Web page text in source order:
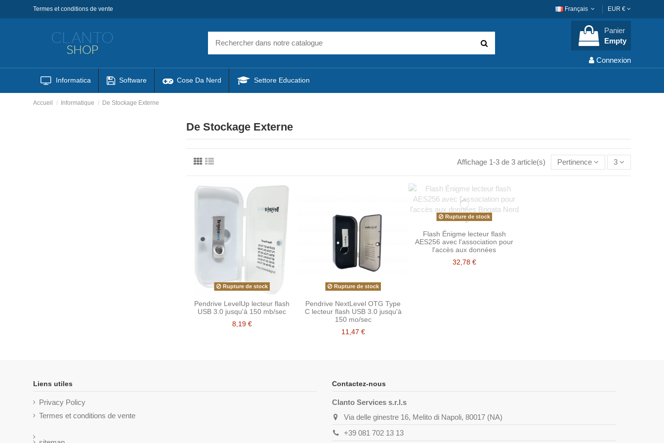
Termes et conditions de vente Français EUR €
Panier
Empty
Connexion
Informatica Software Cose Da Nerd Settore Education
Accueil Informatique De Stockage Externe
De Stockage Externe
Affichage 1-3 de 3 article(s) Pertinence 3
Rupture de stock
Pendrive LevelUp lecteur flash
USB 3.0 jusqu'à 150 mb/sec
8,19 €
Rupture de stock
Pendrive NextLevel OTG Type
C lecteur flash USB 3.0 jusqu'à
150 mo/sec
11,47 €
Rupture de stock
Flash Énigme lecteur flash
AES256 avec l'association pour
l'accès aux données
32,78 €
Liens utiles
Privacy Policy
Termes et conditions de vente
Contactez-nous
Clanto Services s.r.l.s
Via delle ginestre 16, Melito di Napoli, 80017 (NA)
+39 081 702 13 13